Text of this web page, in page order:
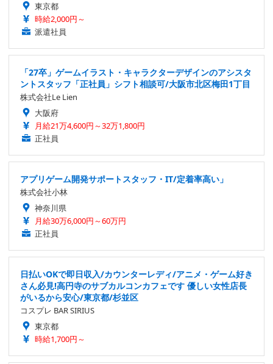
東京都
時給2,000円～
派遣社員
「27卒」ゲームイラスト・キャラクターデザインのアシスタ
ントスタッフ「正社員」シフト相談可/大阪市北区梅田1丁目
株式会社Le Lien
大阪府
月給21万4,600円～32万1,800円
正社員
アプリゲーム開発サポートスタッフ・IT/定着率高い」
株式会社小林
神奈川県
月給30万6,000円～60万円
正社員
日払いOKで即日収入/カウンターレディ/アニメ・ゲーム好き
さん必見!高円寺のサブカルコンカフェです 優しい女性店長
がいるから安心/東京都/杉並区
コスプレ BAR SIRIUS
東京都
時給1,700円～